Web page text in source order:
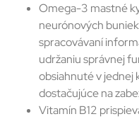
Omega-3 mastné
neurónových
spracovávaní
udržaniu správnej
obsiahnuté v jednej
dostačujúce na
Vitamín B12